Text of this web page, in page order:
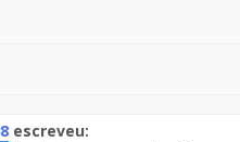
escreveu: